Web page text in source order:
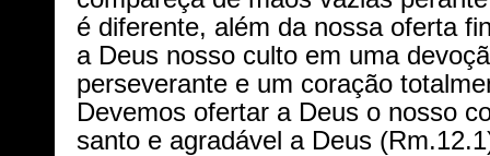
é diferente, além da nossa oferta
a Deus nosso culto em uma
perseverante e um coração
Devemos ofertar a Deus o nosso
santo e agradável a Deus